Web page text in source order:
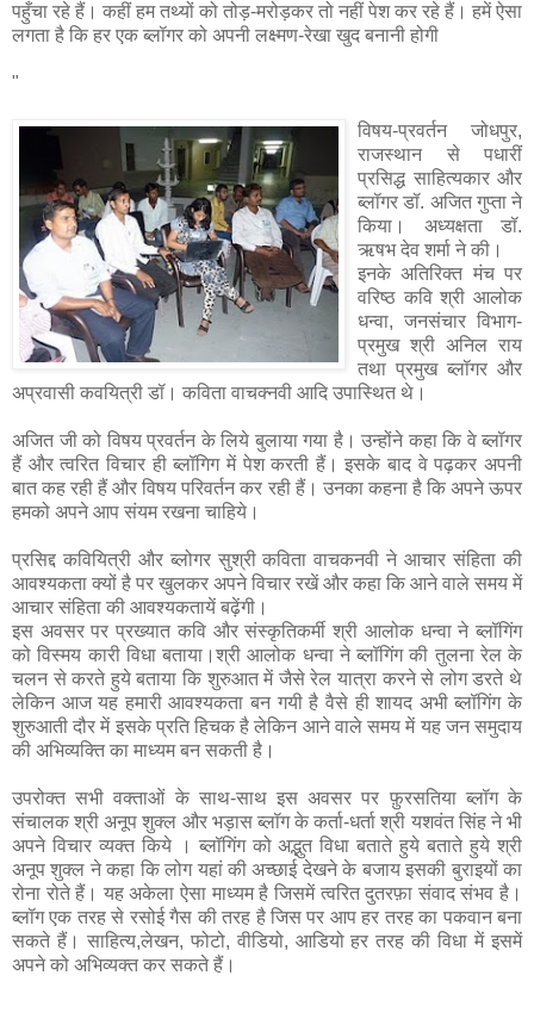
पहुँचा रहे हैं। कहीं हम तथ्यों को तोड़-मरोड़कर तो नहीं पेश कर रहे हैं। हमें ऐसा
लगता है कि हर एक ब्लॉगर को अपनी लक्ष्मण-रेखा खुद बनानी होगी
"
विषय-प्रवर्तन जोधपुर,
राजस्थान से पधारीं
प्रसिद्ध साहित्यकार और
ब्लॉगर डॉ. अजित गुप्ता ने
किया। अध्यक्षता डॉ.
ऋषभ देव शर्मा ने की।
इनके अतिरिक्त मंच पर
वरिष्ठ कवि श्री आलोक
धन्वा, जनसंचार विभाग-
प्रमुख श्री अनिल राय
तथा प्रमुख ब्लॉगर और
अप्रवासी कवयित्री डॉ। कविता वाचक्नवी आदि उपास्थित थे।
अजित जी को विषय प्रवर्तन के लिये बुलाया गया है। उन्होंने कहा कि वे ब्लॉगर
हैं और त्वरित विचार ही ब्लॉगिग में पेश करती हैं। इसके बाद वे पढ़कर अपनी
बात कह रही हैं और विषय परिवर्तन कर रही हैं। उनका कहना है कि अपने ऊपर
हमको अपने आप संयम रखना चाहिये।
प्रसिद्द कवियित्री और ब्लोगर सुश्री कविता वाचकनवी ने आचार संहिता की
आवश्यकता क्यों है पर खुलकर अपने विचार रखें और कहा कि आने वाले समय में
आचार संहिता की आवश्यकतायें बढ़ेंगी।
इस अवसर पर प्रख्यात कवि और संस्कृतिकर्मी श्री आलोक धन्वा ने ब्लॉगिंग
को विस्मय कारी विधा बताया।श्री आलोक धन्वा ने ब्लॉगिंग की तुलना रेल के
चलन से करते हुये बताया कि शुरुआत में जैसे रेल यात्रा करने से लोग डरते थे
लेकिन आज यह हमारी आवश्यकता बन गयी है वैसे ही शायद अभी ब्लॉगिंग के
शुरुआती दौर में इसके प्रति हिचक है लेकिन आने वाले समय में यह जन समुदाय
की अभिव्यक्ति का माध्यम बन सकती है।
उपरोक्तसभीवक्ताओंके साथ-साथ इस अवसर पर फ़ुरसतिया ब्लॉग के
संचालक श्री अनूप शुक्ल और भड़ास ब्लॉग के कर्ता-धर्ता श्री यशवंत सिंह ने भी
अपने विचार व्यक्त किये । ब्लॉगिंग को अद्भुत विधा बताते हुये बताते हुये श्री
अनूप शुक्ल ने कहा कि लोग यहां की अच्छाई देखने के बजाय इसकी बुराइयों का
रोना रोते हैं। यह अकेला ऐसा माध्यम है जिसमें त्वरित दुतरफ़ा संवाद संभव है।
ब्लॉग एक तरह से रसोई गैस की तरह है जिस पर आप हर तरह का पकवान बना
सकते हैं। साहित्य,लेखन, फोटो, वीडियो, आडियो हर तरह की विधा में इसमें
अपने को अभिव्यक्त कर सकते हैं।